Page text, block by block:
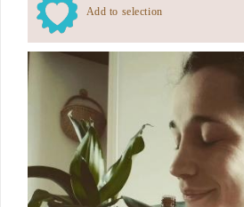
Add to selection